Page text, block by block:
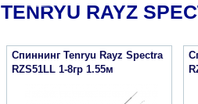
TENRYU RAYZ
Спиннинг Tenryu Rayz Spectra
RZS51LL 1-8гр 1.55м